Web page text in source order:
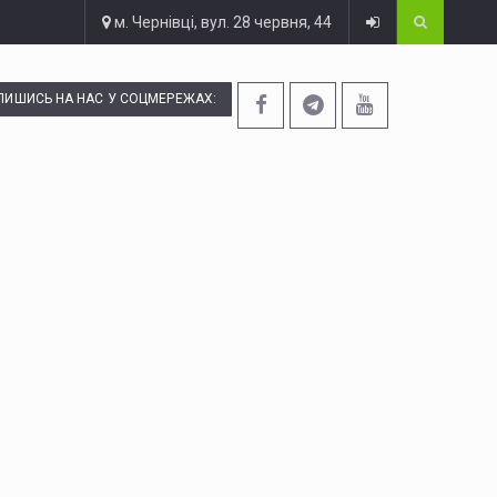
м. Чернівці, вул. 28 червня, 44
НА НАС У СОЦМЕРЕЖАХ: